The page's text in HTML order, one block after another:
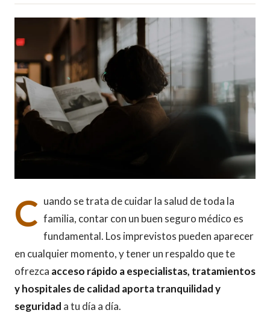
C uando se trata de cuidar la salud de toda la
familia, contar con un buen seguro médico es
fundamental. Los imprevistos pueden aparecer
en cualquier momento, y tener un respaldo que te
ofrezca acceso rápido a especialistas, tratamientos
y hospitales de calidad aporta tranquilidad y
seguridad a tu día a día.